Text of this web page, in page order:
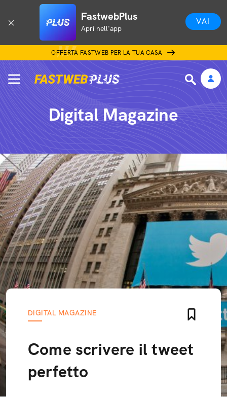
FastwebPlus
Apri nell'app
VAI
OFFERTA FASTWEB PER LA TUA CASA
Digital Magazine
DIGITAL MAGAZINE
Come scrivere il tweet
perfetto